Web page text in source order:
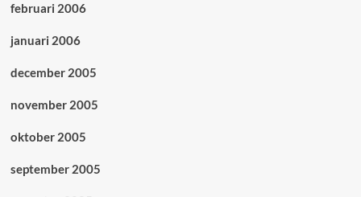
februari 2006
januari 2006
december 2005
november 2005
oktober 2005
september 2005